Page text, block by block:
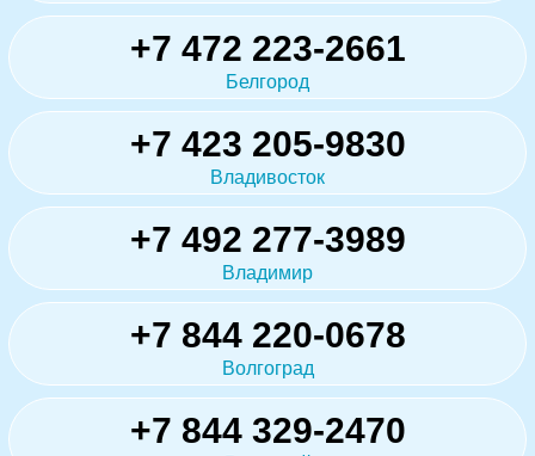
+7 472 223-2661
Белгород
+7 423 205-9830
Владивосток
+7 492 277-3989
Владимир
+7 844 220-0678
Волгоград
+7 844 329-2470